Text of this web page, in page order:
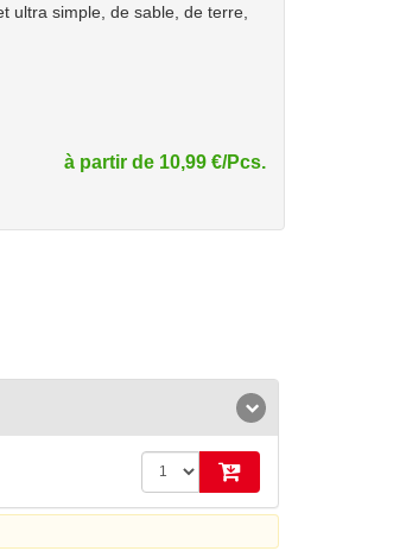
ultra simple, de sable, de terre,
à partir de 10,99 €/Pcs.